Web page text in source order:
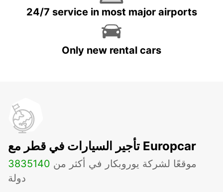
24/7 service in most major airports
Only new rental cars
تأجير السيارات في قطر مع Europcar
3835 موقعًا لشركة يوروبكار في أكثر من 140
دولة